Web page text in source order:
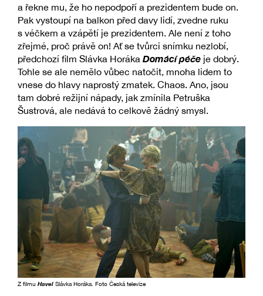
a řekne mu, že ho nepodpoří a prezidentem bude on.
Pak vystoupí na balkon před davy lidí, zvedne ruku
s véčkem a vzápětí je prezidentem. Ale není z toho
zřejmé, proč právě on! Ať se tvůrci snímku nezlobí,
předchozí film Slávka Horáka Domácí péče je dobrý.
Tohle se ale nemělo vůbec natočit, mnoha lidem to
vnese do hlavy naprostý zmatek. Chaos. Ano, jsou
tam dobré režijní nápady, jak zmínila Petruška
Šustrová, ale nedává to celkově žádný smysl.
Z filmu Havel Slávka Horáka. Foto Česká televize